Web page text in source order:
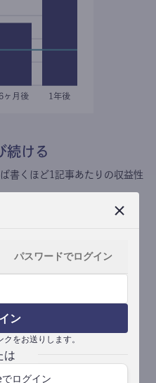
パスワードでログイン
ン
をお送りします。
ログイン
続ける
書くほど1記事あたりの収益性